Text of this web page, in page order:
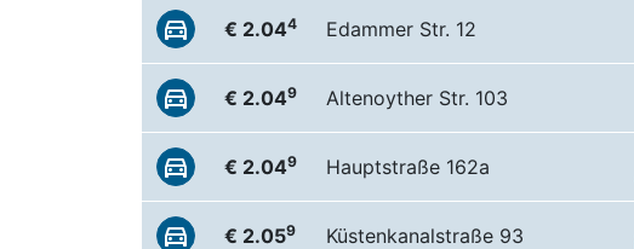
€ 2.044 Edammer Str. 12
€ 2.049 Altenoyther Str. 103
€ 2.049 Hauptstraße 162a
€ 2.059 Küstenkanalstraße 93